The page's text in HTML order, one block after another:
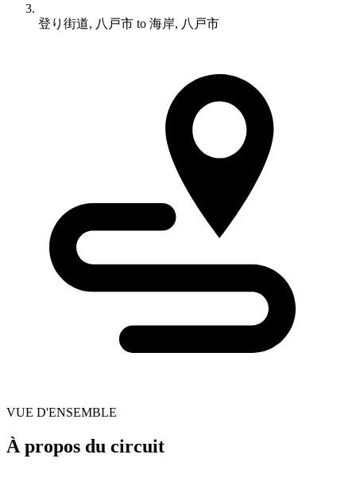
登り街道, 八戸市 to 海岸, 八戸市
VUE D'ENSEMBLE
À propos du circuit